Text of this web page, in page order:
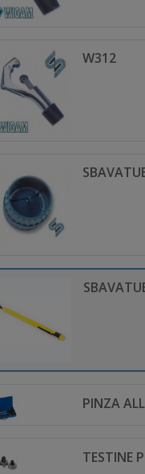
W312
PINZA
TESTINE